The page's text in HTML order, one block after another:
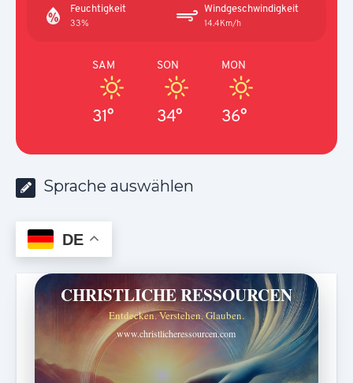
Feuchtigkeit
33%
Windgeschwindigkeit
14.4Km/h
SAM
31°
SON
34°
MON
36°
Sprache auswählen
DE
CHRISTLICHE RESSOURCEN
Entdecken. Verstehen. Glauben.
www.christlicheressourcen.com